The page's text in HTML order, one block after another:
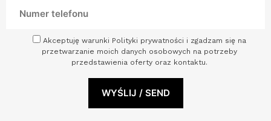
Akceptuję warunki Polityki prywatności i zgadzam się na
przetwarzanie moich danych osobowych na potrzeby
przedstawienia oferty oraz kontaktu.